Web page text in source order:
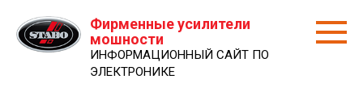
контенту
Фирменные усилители
мошности
ИНФОРМАЦИОННЫЙ САЙТ ПО
ЭЛЕКТРОНИКЕ